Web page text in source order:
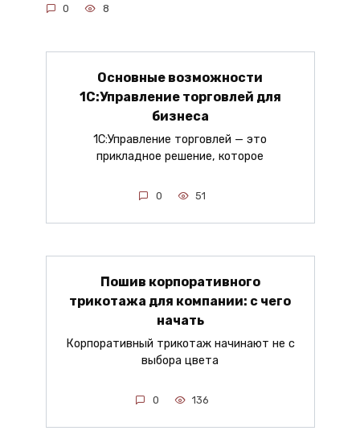
0 8
Основные возможности
1С:Управление торговлей для
бизнеса
1С:Управление торговлей — это
прикладное решение, которое
0 51
Пошив корпоративного
трикотажа для компании: с чего
начать
Корпоративный трикотаж начинают не с
выбора цвета
0 136